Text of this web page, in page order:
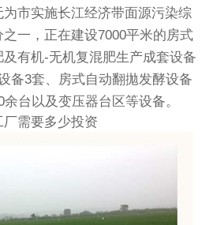
市实施长江经济带面源污染综
一，正在建设7000平米的房式
有机-无机复混肥生产成套设备
备3套、房式自动翻拋发酵设备
台以及变压器台区等设备。
需要多少投资